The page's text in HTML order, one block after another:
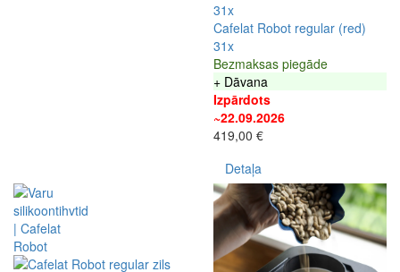
31x
Cafelat Robot regular (red)
31x
Bezmaksas piegāde
+ Dāvana
Izpārdots
~22.09.2026
419,00 €
Detaļa